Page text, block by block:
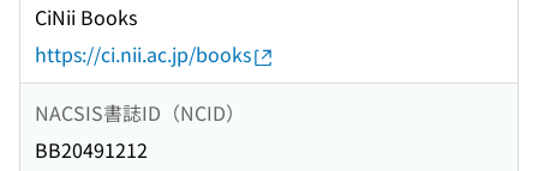
CiNii Books
https://ci.nii.ac.jp/books
NACSIS書誌ID（NCID）
BB20491212